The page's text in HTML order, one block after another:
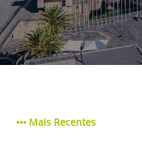
Mais Recentes